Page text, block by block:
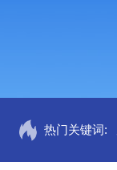
热门关键词: